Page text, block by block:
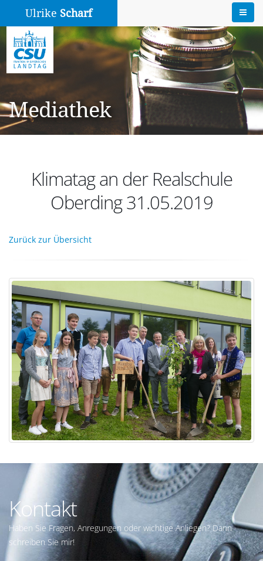
Ulrike Scharf
Mediathek
Klimatag an der Realschule
Oberding 31.05.2019
Zurück zur Übersicht
Kontakt
Haben Sie Fragen, Anregungen oder wichtige Anliegen? Dann
schreiben Sie mir!